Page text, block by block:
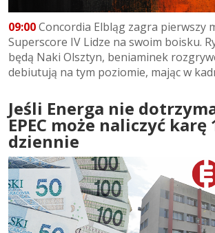
09:00Concordia Elbląg zagra pierwszy
Superscore IV Lidze na swoim boisku.
będą Naki Olsztyn, beniaminek
debiutują na tym poziomie, mając w
Jeśli Energa nie
EPEC może naliczyć karę
dziennie